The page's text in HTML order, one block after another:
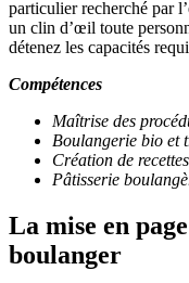
particulier recherché par
un clin d’œil toute
détenez les capacités
Compétences
Maîtrise des
Boulangerie bio et
Création de
Pâtisserie
La mise en
boulanger